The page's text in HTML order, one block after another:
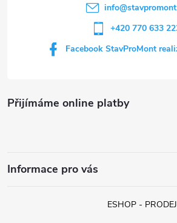
Přijímáme online platby
Informace pro vás
info@
+420 770 633
Facebook StavProMont
ESHOP - PRODEJ